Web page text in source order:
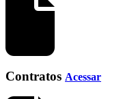
Contratos Acessar